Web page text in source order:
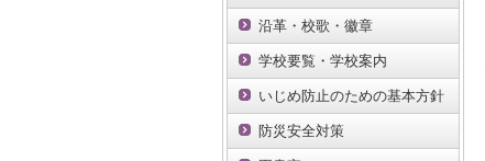
沿革・校歌・徽章
学校要覧・学校案内
いじめ防止のための基本方針
防災安全対策